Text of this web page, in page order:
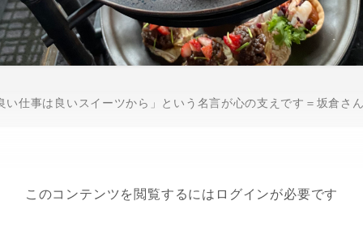
い仕事は良いスイーツから」という名言が心の支えです＝坂倉さ
このコンテンツを閲覧するにはログインが必要です